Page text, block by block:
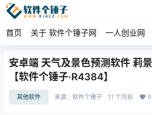
首页 关于 软件个锤子网 一人创业网
安卓端 天气及景色预测软件 莉
【软件个锤子·R4384】
其他软件 来源： 软件个锤子 11 个月前 0